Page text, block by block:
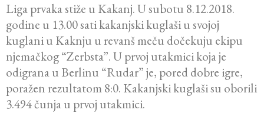
Liga prvaka stiže u Kakanj. U subotu 8.12.2018.
godine u 13.00 sati kakanjski kuglaši u svojoj
kuglani u Kaknju u revanš meču dočekuju ekipu
njemačkog “Zerbsta”. U prvoj utakmici koja je
odigrana u Berlinu “Rudar” je, pored dobre igre,
poražen rezultatom 8:0. Kakanjski kuglaši su oborili
3.494 čunja u prvoj utakmici.